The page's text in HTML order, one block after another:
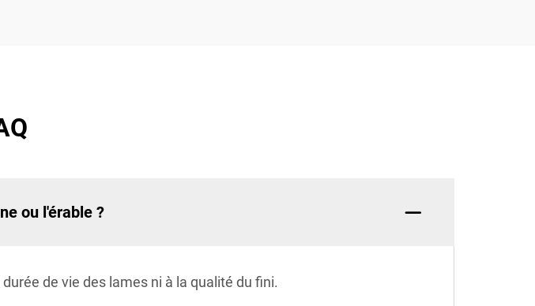
ou l'érable ?
de vie des lames ni à la qualité du fini.